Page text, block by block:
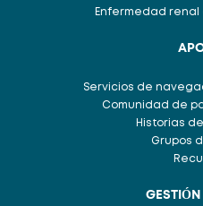
Enfermedad renal
Servicios de
Comunidad de
Historias
Grupos
GESTIÓN